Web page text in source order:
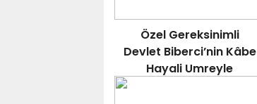
Özel Gereksinimli
Devlet Biberci’nin Kâbe
Hayali Umreyle